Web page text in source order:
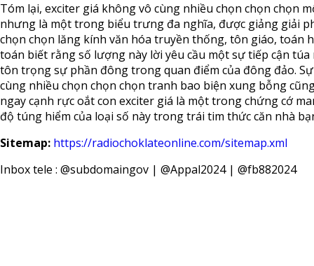
Tóm lại, exciter giá không vô cùng nhiều chọn chọn chọn
nhưng là một trong biểu trưng đa nghĩa, được giảng giải
chọn chọn lăng kính văn hóa truyền thống, tôn giáo, toán
toán biết rằng số lượng này lời yêu cầu một sự tiếp cận
tôn trọng sự phần đông trong quan điểm của đông đảo.
cùng nhiều chọn chọn chọn tranh bao biện xung bỗng
ngay cạnh rực oắt con exciter giá là một trong chứng cớ
độ túng hiểm của loại số này trong trái tim thức căn nhà
Sitemap: https://radiochoklateonline.com/sitemap.xml
Inbox tele : @subdomaingov | @Appal2024 | @fb882024